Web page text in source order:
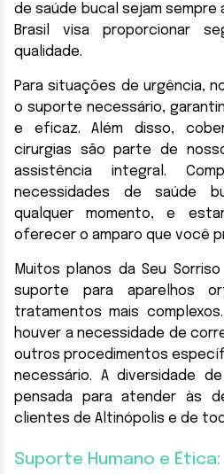
de saúde bucal sejam sempre
Brasil visa proporcionar
qualidade.
Para situações de urgência,
o suporte necessário,
e eficaz. Além disso,
cirurgias são parte de
assistência integral.
necessidades de saúde
qualquer momento, e
oferecer o amparo que você
Muitos planos da Seu
suporte para aparelhos
tratamentos mais
houver a necessidade de
outros procedimentos
necessário. A diversidade
pensada para atender às
clientes de Altinópolis e de
Suporte Humano e